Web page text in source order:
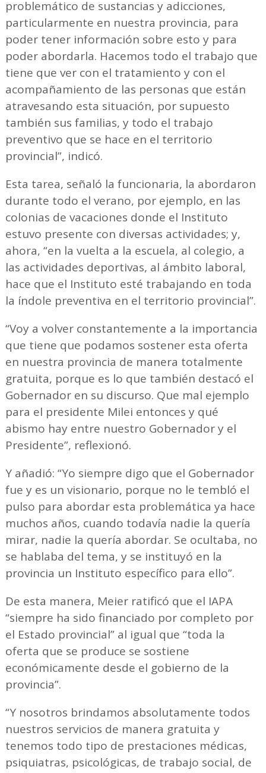
problemático de sustancias y adicciones,
particularmente en nuestra provincia, para
poder tener información sobre esto y para
poder abordarla. Hacemos todo el trabajo que
tiene que ver con el tratamiento y con el
acompañamiento de las personas que están
atravesando esta situación, por supuesto
también sus familias, y todo el trabajo
preventivo que se hace en el territorio
provincial”, indicó.
Esta tarea, señaló la funcionaria, la abordaron
durante todo el verano, por ejemplo, en las
colonias de vacaciones donde el Instituto
estuvo presente con diversas actividades; y,
ahora, “en la vuelta a la escuela, al colegio, a
las actividades deportivas, al ámbito laboral,
hace que el Instituto esté trabajando en toda
la índole preventiva en el territorio provincial”.
“Voy a volver constantemente a la importancia
que tiene que podamos sostener esta oferta
en nuestra provincia de manera totalmente
gratuita, porque es lo que también destacó el
Gobernador en su discurso. Que mal ejemplo
para el presidente Milei entonces y qué
abismo hay entre nuestro Gobernador y el
Presidente”, reflexionó.
Y añadió: “Yo siempre digo que el Gobernador
fue y es un visionario, porque no le tembló el
pulso para abordar esta problemática ya hace
muchos años, cuando todavía nadie la quería
mirar, nadie la quería abordar. Se ocultaba, no
se hablaba del tema, y se instituyó en la
provincia un Instituto específico para ello”.
De esta manera, Meier ratificó que el IAPA
“siempre ha sido financiado por completo por
el Estado provincial” al igual que “toda la
oferta que se produce se sostiene
económicamente desde el gobierno de la
provincia”.
“Y nosotros brindamos absolutamente todos
nuestros servicios de manera gratuita y
tenemos todo tipo de prestaciones médicas,
psiquiatras, psicológicas, de trabajo social, de